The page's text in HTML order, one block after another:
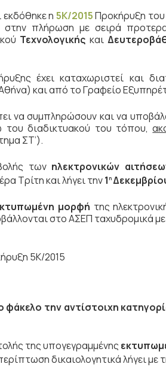
εκδόθηκε η 5Κ/2015Προκήρυξη
πλήρωση με σειρά
Τεχνολογικής και
έχει καταχωριστεί και
και από το Γραφείο
να συμπληρώσουν και να
του διαδικτυακού του τόπου,
ΣΤ’).
των ηλεκτρονικών
Τρίτη και λήγει την1 η
μορφή της
στο ΑΣΕΠ ταχυδρομικά
5Κ/2015
την αντίστοιχη
της υπογεγραμμένης
δικαιολογητικά λήγει με